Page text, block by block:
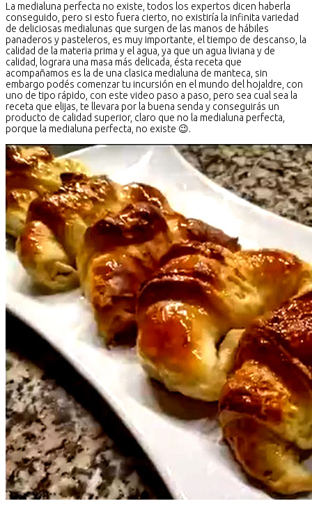
La medialuna perfecta no existe, todos los expertos dicen haberla
conseguido, pero si esto fuera cierto, no existiría la infinita variedad
de deliciosas medialunas que surgen de las manos de hábiles
panaderos y pasteleros, es muy importante, el tiempo de descanso, la
calidad de la materia prima y el agua, ya que un agua liviana y de
calidad, lograra una masa más delicada, ésta receta que
acompañamos es la de una clasica medialuna de manteca, sin
embargo podés comenzar tu incursión en el mundo del hojaldre, con
uno de tipo rápido, con este video paso a paso, pero sea cual sea la
receta que elijas, te llevara por la buena senda y conseguirás un
producto de calidad superior, claro que no la medialuna perfecta,
porque la medialuna perfecta, no existe 😉.